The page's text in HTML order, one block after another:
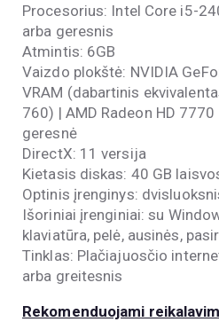
Procesorius: Intel Core i5-
arba geresnis
Atmintis: 6GB
Vaizdo plokštė: NVIDIA
VRAM (dabartinis
760) | AMD Radeon HD 7770
geresnė
DirectX: 11 versija
Kietasis diskas: 40 GB
Optinis įrenginys:
Išoriniai įrenginiai:su
klaviatūra, pelė, ausinės,
Tinklas: Plačiajuosčio
arba greitesnis
Rekomenduojami